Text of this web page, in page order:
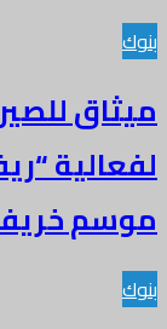
بنوك
ميثاق
لفعالية
موسم خريف
بنوك